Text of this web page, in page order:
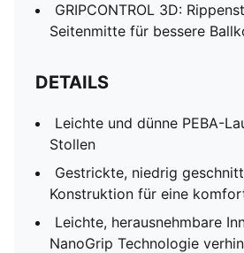
GRIPCONTROL 3D:
Seitenmitte für bessere
DETAILS
Leichte und dünne PEBA-
Stollen
Gestrickte, niedrig
Konstruktion für eine
Leichte, herausnehmbare
NanoGrip Technologie